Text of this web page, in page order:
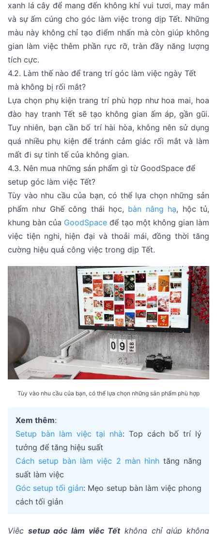
xanh lá cây để mang đến không khí vui tươi, may mắn
và sự ấm cúng cho góc làm việc trong dịp Tết. Những
màu này không chỉ tạo điểm nhấn mà còn giúp không
gian làm việc thêm phần rực rỡ, tràn đầy năng lượng
tích cực.
4.2. Làm thế nào để trang trí góc làm việc ngày Tết
mà không bị rối mắt?
Lựa chọn phụ kiện trang trí phù hợp như hoa mai, hoa
đào hay tranh Tết sẽ tạo không gian ấm áp, gần gũi.
Tuy nhiên, bạn cần bố trí hài hòa, không nên sử dụng
quá nhiều phụ kiện để tránh cảm giác rối mắt và làm
mất đi sự tinh tế của không gian.
4.3. Nên mua những sản phẩm gì từ GoodSpace để
setup góc làm việc Tết?
Tùy vào nhu cầu của bạn, có thể lựa chọn những sản
phẩm như Ghế công thái học, bàn nâng hạ, hộc tủ,
khung bàn của GoodSpace để tạo một không gian làm
việc tiện nghi, hiện đại và thoải mái, đồng thời tăng
cường hiệu quả công việc trong dịp Tết.
Tùy vào nhu cầu của bạn, có thể lựa chọn những sản phẩm phù hợp
Xem thêm:
Setup bàn làm việc tại nhà: Top cách bố trí lý
tưởng để tăng hiệu suất
Cách setup bàn làm việc 2 màn hìnhtăng năng
suất làm việc
Góc setup tối giản: Mẹo setup bàn làm việc phong
cách tối giản
Việc setup góc làm việc Tếtkhông chỉ giúp không